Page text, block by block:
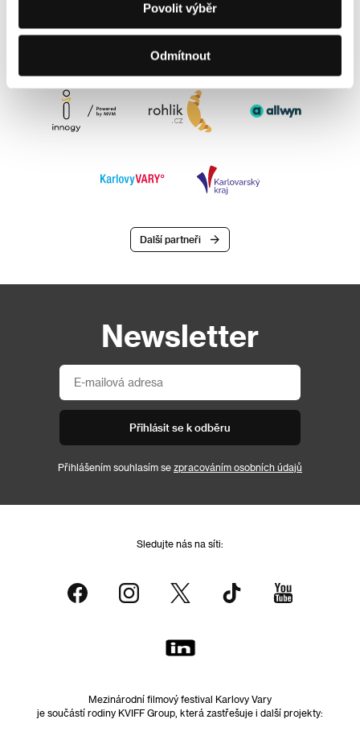
Povolit výběr
Odmítnout
Další partneři
Newsletter
Přihlásit se k odběru
Přihlášením souhlasím se zpracováním osobních údajů
Sledujte nás na síti:
Mezinárodní filmový festival Karlovy Vary
je součástí rodiny KVIFF Group, která zastřešuje i další projekty: